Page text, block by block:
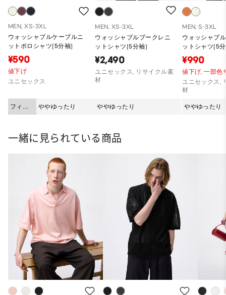
MEN, XS-3XL
ウォッシャブルケーブルニ
ットポロシャツ(5分袖)
¥590
値下げ
ユニセックス
フィッ
ト
ややゆったり
MEN, XS-3XL
ウォッシャブルブークレニ
ットシャツ(5分袖)
¥2,490
ユニセックス, リサイクル素
材
ややゆったり
MEN, S-3XL
ウォッシャブ
ットシャツ(5
¥990
値下げ,一部色
ユニセックス,
材
ややゆったり
一緒に見られている商品